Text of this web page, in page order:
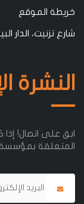
خريطة الموقع
شارع تزنيت، الدار البيضاء 20000،
النشرة
ابق على اتصال! إذا
المتعلقة